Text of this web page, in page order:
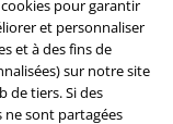
pour garantir
et personnaliser
et à des fins de
sur notre site
de tiers. Si des
ne sont partagées